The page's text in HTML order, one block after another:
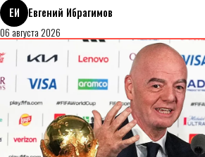
ЕИ
Евгений Ибрагимов
06 августа 2026